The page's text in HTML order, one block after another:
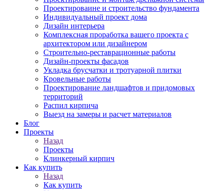
Проектироваине и строительство фундамента
Индивидуальный проект дома
Дизайн интерьера
Комплексная проработка вашего проекта с
архитектором или дизайнером
Строительно-реставрационные работы
Дизайн-проекты фасадов
Укладка брусчатки и тротуарной плитки
Кровельные работы
Проектирование ландшафтов и придомовых
территорий
Распил кирпича
Выезд на замеры и расчет материалов
Блог
Проекты
Назад
Проекты
Клинкерный кирпич
Как купить
Назад
Как купить